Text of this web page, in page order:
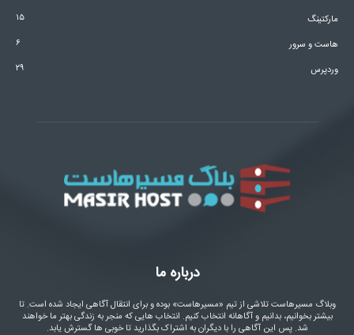
مارکتینگ
۱۵
هاست و سرور
۶
وردپرس
۲۹
درباره ما
وبلاگ مسیرهاست تلاشی از تیم «مسیرهاست» بوده و برای انتقال آگاهی ایجاد شده است. تا
بیشتر بخوانیم، بدانیم و آگاهانه انتخاب کنیم. انتخاب هایی که منجر به زندگی بهتر ما خواهند
شد. پس این آگاهی را با دیگران به اشتراک بگذارید تا خوبی ها گسترش یابد.